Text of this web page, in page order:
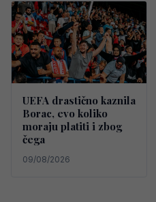
UEFA drastično kaznila
Borac, evo koliko
moraju platiti i zbog
čega
09/08/2026